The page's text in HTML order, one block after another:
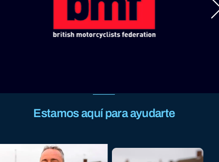
Estamos aquí para ayudarte